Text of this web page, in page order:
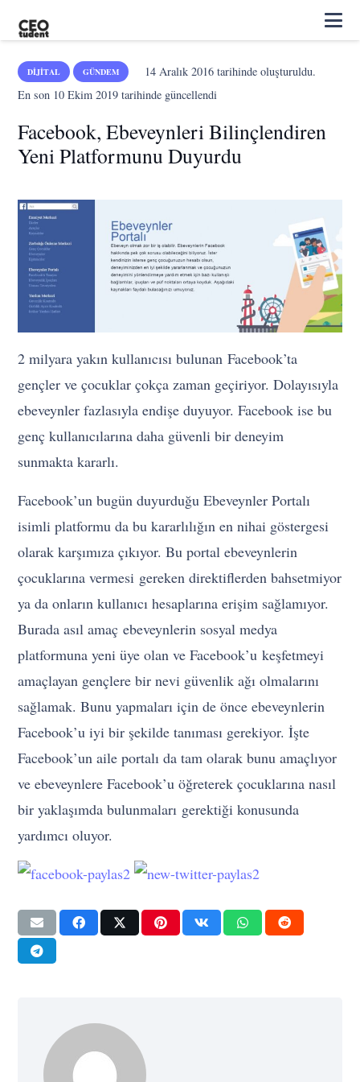
DIJITAL GÜNDEM 14 Aralık 2016tarihinde oluşturuldu.
En son 10 Ekim 2019 tarihinde güncellendi
Facebook, Ebeveynleri Bilinçlendiren
Yeni Platformunu Duyurdu
2 milyara yakın kullanıcısı bulunan Facebook’ta
gençler ve çocuklar çokça zaman geçiriyor. Dolayısıyla
ebeveynler fazlasıyla endişe duyuyor. Facebook ise bu
genç kullanıcılarına daha güvenli bir deneyim
sunmakta kararlı.
Facebook’un bugün duyurduğu Ebeveynler Portalı
isimli platformu da bu kararlılığın en nihai göstergesi
olarak karşımıza çıkıyor. Bu portal ebeveynlerin
çocuklarına vermesi gereken direktiflerden bahsetmiyor
ya da onların kullanıcı hesaplarına erişim sağlamıyor.
Burada asıl amaç ebeveynlerin sosyal medya
platformuna yeni üye olan ve Facebook’u keşfetmeyi
amaçlayan gençlere bir nevi güvenlik ağı olmalarını
sağlamak. Bunu yapmaları için de önce ebeveynlerin
Facebook’u iyi bir şekilde tanıması gerekiyor. İşte
Facebook’un aile portalı da tam olarak bunu amaçlıyor
ve ebeveynlere Facebook’u öğreterek çocuklarına nasıl
bir yaklaşımda bulunmaları gerektiği konusunda
yardımcı oluyor.